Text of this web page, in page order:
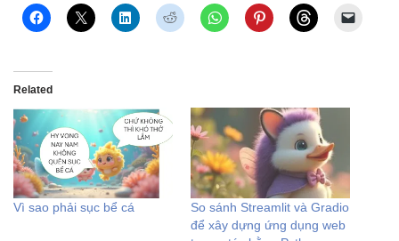
Related
Vì sao phải sục bể cá
So sánh Streamlit và Gradio
để xây dựng ứng dụng web